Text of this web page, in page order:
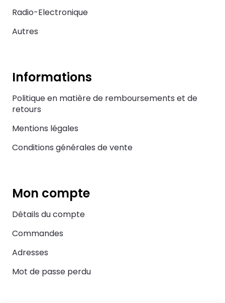
Radio-Electronique
Autres
Informations
Politique en matière de remboursements et de
retours
Mentions légales
Conditions générales de vente
Mon compte
Détails du compte
Commandes
Adresses
Mot de passe perdu